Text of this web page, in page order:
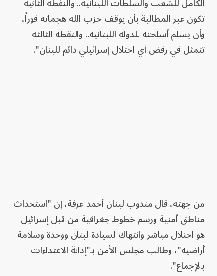
تكون عبر المطالبة بأن يوقف حزب الله هجماته فوراً،
وأن يسلم أسلحته للدولة اللبنانية.. والنقطة الثالثة
تتمثل في رفض أي احتلال إسرائيلي دائم للبنان".
من جهته، قال مندوب لبنان أحمد عرفة، إن "استحداث
مناطق أمنية ورسم خطوط جغرافية من قبل إسرائيل
هو احتلال مباشر وانتهاك لسيادة لبنان ووحدة وسلامة
أراضيه"، وطالب مجلس الأمن بـ"إدانة الاعتداءات
بالإجماع".